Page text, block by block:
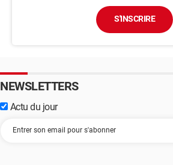
S'INSCRIRE
NEWSLETTERS
Actu du jour